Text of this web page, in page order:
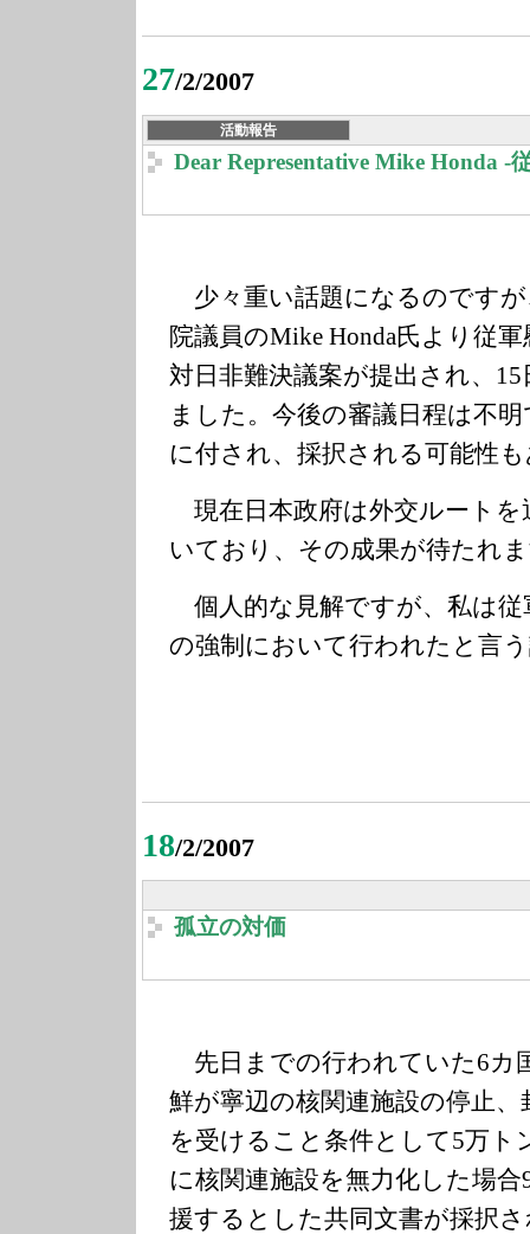
27/2/2007
活動報告
Dear Representative Mike Honda -
少々重い話題になるのです
院議員のMike Honda氏より従
対日非難決議案が提出され、
ました。今後の審議日程は不
に付され、採択される可能性
現在日本政府は外交ルートを
いており、その成果が待たれ
個人的な見解ですが、私は従
の強制において行われたと言
18/2/2007
孤立の対価
先日までの行われていた6カ
鮮が寧辺の核関連施設の停止
を受けること条件として5万ト
に核関連施設を無力化した場
援するとした共同文書が採択